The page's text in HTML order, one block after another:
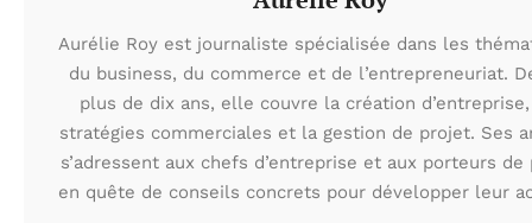
Aurélie Roy est journaliste spécialisée dans les
du business, du commerce et de l’entrepreneuriat.
plus de dix ans, elle couvre la création
stratégies commerciales et la gestion de projet. Ses
s’adressent aux chefs d’entreprise et aux porteurs de
en quête de conseils concrets pour développer leur